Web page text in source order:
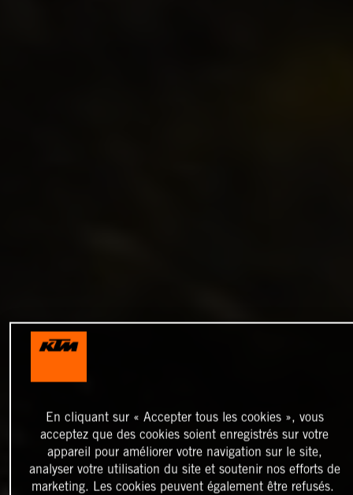
En cliquant sur « Accepter tous les cookies », vous
acceptez que des cookies soient enregistrés sur votre
appareil pour améliorer votre navigation sur le site,
analyser votre utilisation du site et soutenir nos efforts de
marketing. Les cookies peuvent également être refusés.